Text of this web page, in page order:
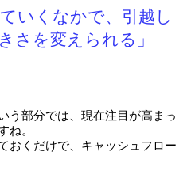
いくなかで、引越し
さを変えられる」
う部分では、現在注目が高まっ
ね。
おくだけで、キャッシュフロー